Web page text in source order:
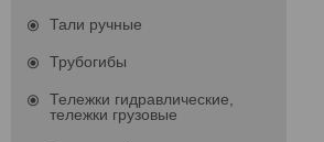
Тали ручные
Трубогибы
Тележки гидравлические,
тележки грузовые